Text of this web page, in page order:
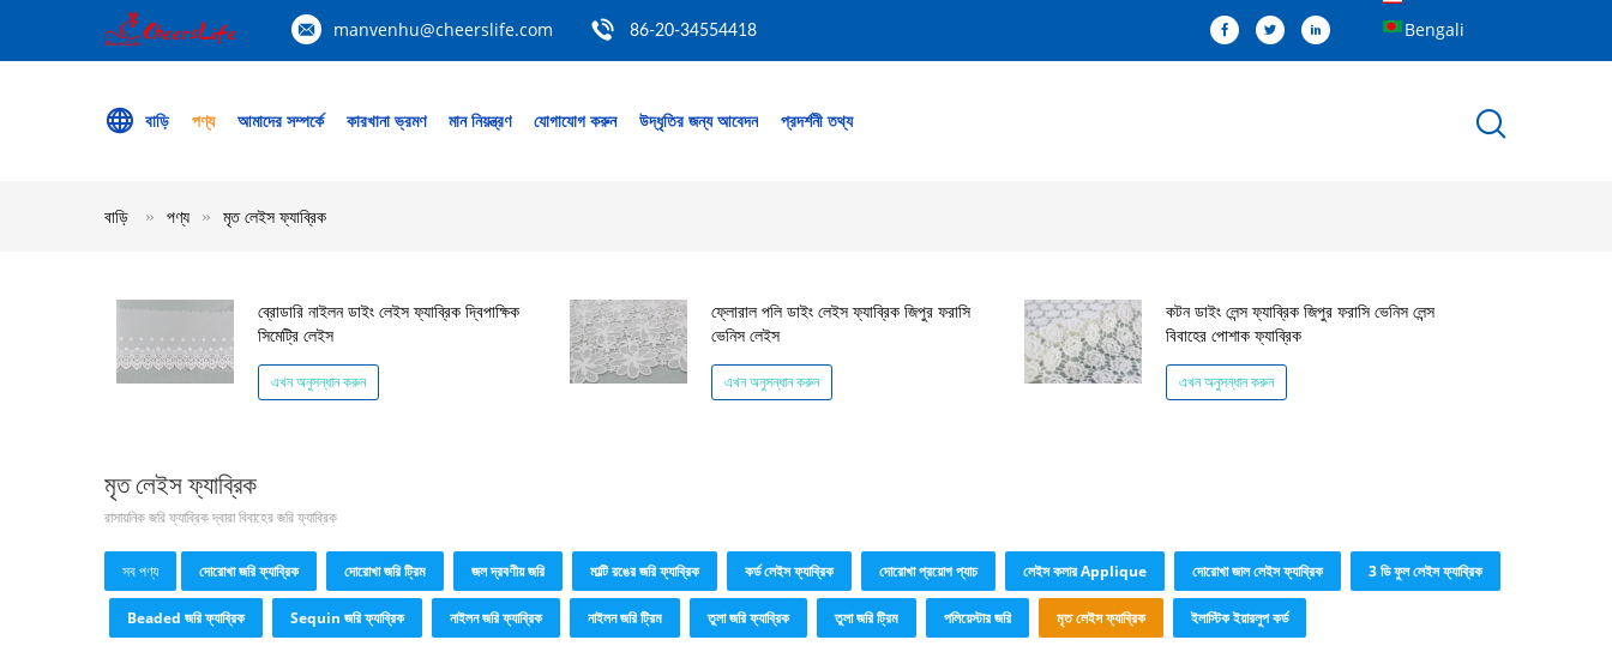
manvenhu@cheerslife.com 86-20-34554418 Bengali
বাড়ি পণ্য আমাদের সম্পর্কে কারখানা ভ্রমণ মান নিয়ন্ত্রণ যোগাযোগ করুন উদ্ধৃতির জন্য আবেদন প্রদর্শনী তথ্য
বাড়ি পণ্য মৃত লেইস ফ্যাব্রিক
ব্রোডারি নাইলন ডাইং লেইস ফ্যাব্রিক দ্বিপাক্ষিক
সিমেট্রি লেইস
এখন অনুসন্ধান করুন
ফ্লোরাল পলি ডাইং লেইস ফ্যাব্রিক জিপুর ফরাসি
ভেনিস লেইস
এখন অনুসন্ধান করুন
কটন ডাইং লেন্স ফ্যাব্রিক জিপুর ফরাসি ভেনিস লেন্স
বিবাহের পোশাক ফ্যাব্রিক
এখন অনুসন্ধান করুন
মৃত লেইস ফ্যাব্রিক
রাসায়নিক জরি ফ্যাব্রিক দ্বারা বিবাহের জরি ফ্যাব্রিক
সব পণ্য দোরোখা জরি ফ্যাব্রিক দোরোখা জরি ট্রিম জল দ্রবণীয় জরি মাল্টি রঙের জরি ফ্যাব্রিক কর্ড লেইস ফ্যাব্রিক দোরোখা প্রয়োগ প্যাচ লেইস কলার Applique দোরোখা জাল লেইস ফ্যাব্রিক 3 ডি ফুল লেইস ফ্যাব্রিক
Beaded জরি ফ্যাব্রিক Sequin জরি ফ্যাব্রিক নাইলন জরি ফ্যাব্রিক নাইলন জরি ট্রিম তুলা জরি ফ্যাব্রিক তুলা জরি ট্রিম পলিয়েস্টার জরি মৃত লেইস ফ্যাব্রিক ইলাস্টিক ইয়ারলুপ কর্ড